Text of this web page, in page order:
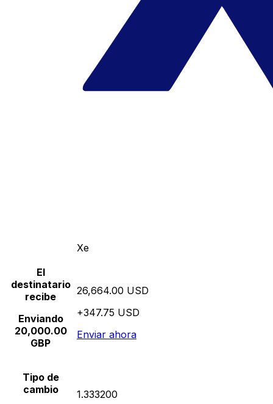
Xe
El
destinatario
recibe
Enviando
20,000.00
GBP
26,664.00 USD
+347.75 USD
Enviar ahora
Tipo de
cambio
1.333200